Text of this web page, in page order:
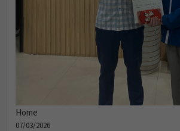
Home
07/03/2026